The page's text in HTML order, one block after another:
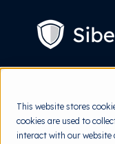
This website stores
cookies are used to
interact with our website
Layanan
children
for
Harga